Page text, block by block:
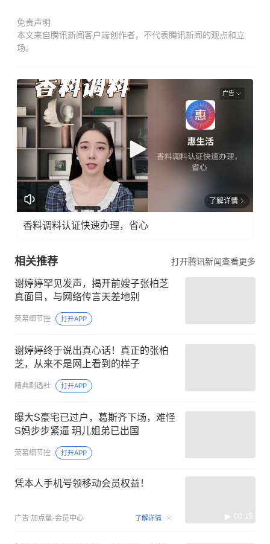
免责声明
本文来自腾讯新闻客户端创作者，不代表腾讯新闻的观点和立
场。
广告
了解详情
香料调料认证快速办理，省心
相关推荐 打开腾讯新闻查看更多
谢婷婷罕见发声，揭开前嫂子张柏芝
真面目，与网络传言天差地别
荧幕细节控 打开APP
谢婷婷终于说出真心话！真正的张柏
芝，从来不是网上看到的样子
精典剧透社 打开APP
曝大S豪宅已过户，葛斯齐下场，难怪
S妈步步紧逼 玥儿姐弟已出国
荧幕细节控 打开APP
凭本人手机号领移动会员权益！
广告 加点量-会员中心 了解详情 00:15